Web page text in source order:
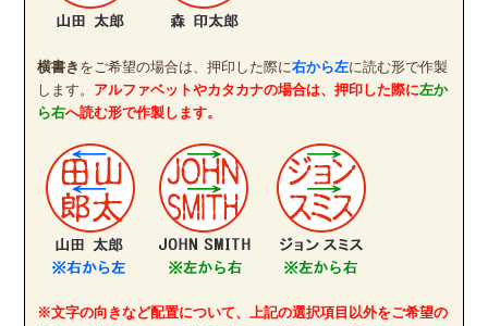
横書き をご希望の場合は、押印した際に右から左に読む形で作製
します。 アルファベットやカタカナの場合は、押印した際に左か
ら右へ読む形で作製します。
※文字の向きなど配置について、上記の選択項目以外をご希望の